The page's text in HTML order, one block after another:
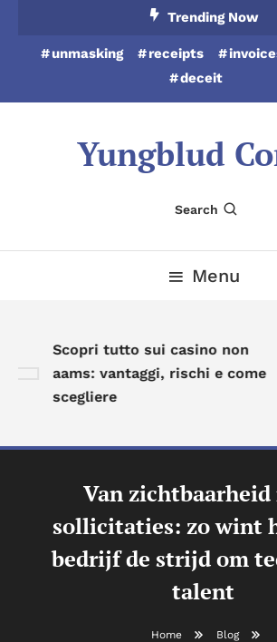
Content
Trending Now
unmasking receipts
deceit
Yungblud
Search
Menu
Scopri tutto sui casino non
aams: vantaggi, rischi e come
scegliere
Van zichtbaarheid
sollicitaties: zo wint
bedrijf de strijd om
talent
Home
Blog